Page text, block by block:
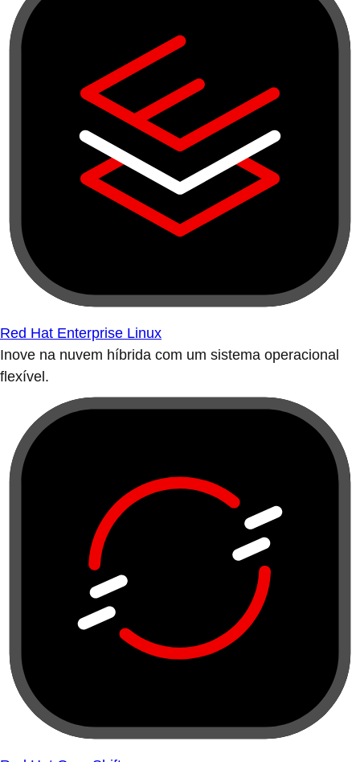
Red Hat Enterprise Linux
Inove na nuvem híbrida com um sistema operacional
flexível.